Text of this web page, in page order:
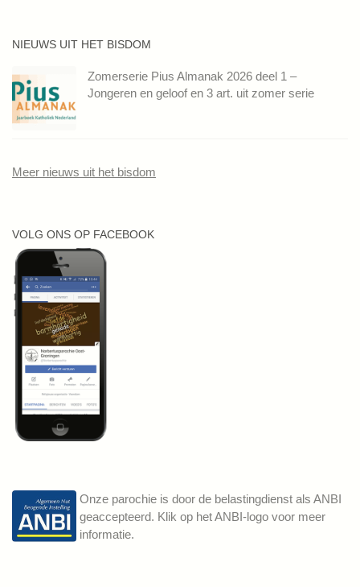
NIEUWS UIT HET BISDOM
Zomerserie Pius Almanak 2026 deel 1 –
Jongeren en geloof en 3 art. uit zomer serie
Meer nieuws uit het bisdom
VOLG ONS OP FACEBOOK
Onze parochie is door de belastingdienst als ANBI
geaccepteerd. Klik op het ANBI-logo voor meer
informatie.